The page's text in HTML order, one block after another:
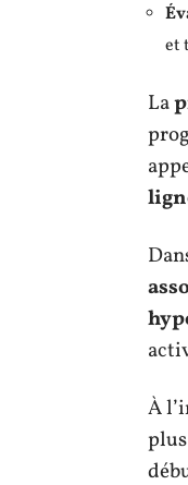
et
La
À